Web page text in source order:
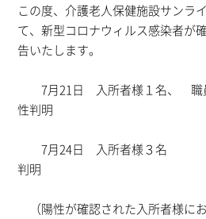
この度、介護老人保健施設サンラ
て、新型コロナウィルス感染者が
告いたします。
7月21日 入所者様１名、 職
性判明
7月24日 入所者様３名
判明
（陽性が確認された入所者様に